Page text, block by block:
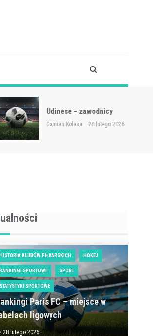
Udinese – zawodnicy
Damian Kolasa 28 lutego 2026
HISTORIA KLUBÓW PIŁKARSKICH HOKEJ
RANKINGI SPORTOWE SPORT
STATYSTYKI SPORTOWE
Paris FC – miejsce w
ligowych
28 lutego 2026